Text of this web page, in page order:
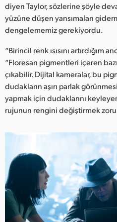
diyen Taylor, sözlerine şöyle
yüzüne düşen yansımaları
dengelememiz gerekiyordu.
“Birincil renk ısısını artırdığım
“Floresan pigmentleri içeren
çıkabilir. Dijital kameralar, bu
dudakların aşırı parlak
yapmak için dudaklarını
rujunun rengini değiştirmek